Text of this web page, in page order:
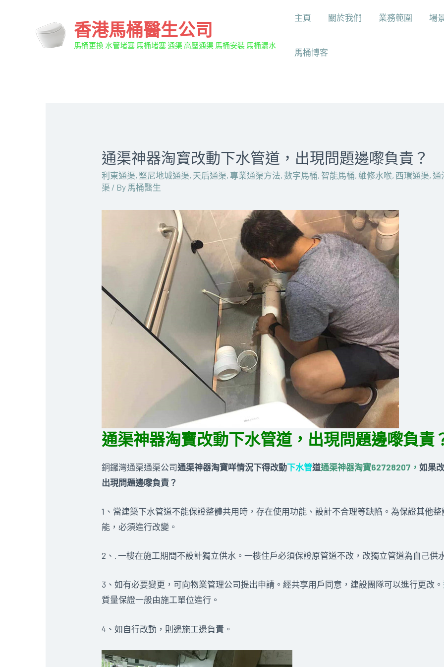
香港馬桶醫生公司
馬桶更換 水管堵塞 馬桶堵塞 通渠 高壓通渠 馬桶安裝 馬桶漏水
主頁 關於我們 業務範圍 場
馬桶博客
通渠神器淘寶改動下水管道，出現問題邊嚟負責？
利東通渠, 堅尼地城通渠, 天后通渠,專業通渠方法,數字馬桶, 智能馬桶, 維修水喉, 西環通渠,通
渠 / By 馬桶醫生
通渠神器淘寶改動下水管道，出現問題邊嚟負責
銅鑼灣通渠通渠公司通渠神器淘寶咩情況下得改動下水管道通渠神器淘寶62728207，如果
出現問題邊嚟負責？
1、當建築下水管道不能保證整體共用時，存在使用功能、設計不合理等缺陷。為保證其他
能，必須進行改變。
2、. 一樓在施工期間不設計獨立供水。一樓住戶必須保證原管道不改，改獨立管道為自己供
3、如有必要變更，可向物業管理公司提出申請。經共享用戶同意，建設團隊可以進行更改。
質量保證一般由施工單位進行。
4、如自行改動，則邊施工邊負責。